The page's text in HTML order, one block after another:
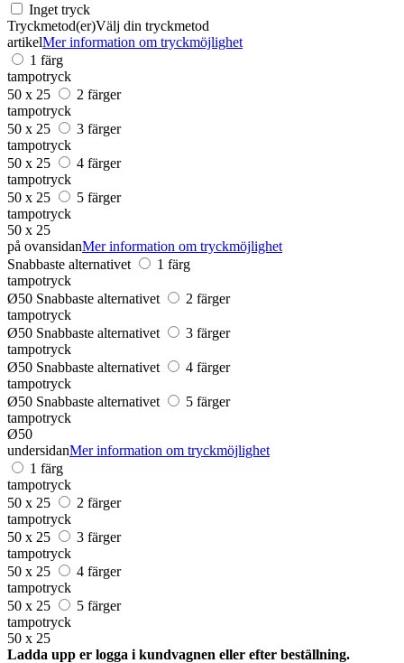
Inget tryck
Tryckmetod(er)Välj din tryckmetod
artikelMer information om tryckmöjlighet
1 färg
tampotryck
50 x 25
2 färger
tampotryck
50 x 25
3 färger
tampotryck
50 x 25
4 färger
tampotryck
50 x 25
5 färger
tampotryck
50 x 25
på ovansidanMer information om tryckmöjlighet
Snabbaste alternativet
1 färg
tampotryck
Ø50 Snabbaste alternativet
2 färger
tampotryck
Ø50 Snabbaste alternativet
3 färger
tampotryck
Ø50 Snabbaste alternativet
4 färger
tampotryck
Ø50 Snabbaste alternativet
5 färger
tampotryck
Ø50
undersidanMer information om tryckmöjlighet
1 färg
tampotryck
50 x 25
2 färger
tampotryck
50 x 25
3 färger
tampotryck
50 x 25
4 färger
tampotryck
50 x 25
5 färger
tampotryck
50 x 25
Ladda upp er logga i kundvagnen eller efter beställning.